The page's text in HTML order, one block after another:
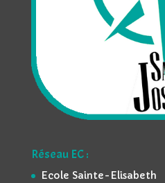
Réseau EC :
Ecole Sainte-Elisabeth